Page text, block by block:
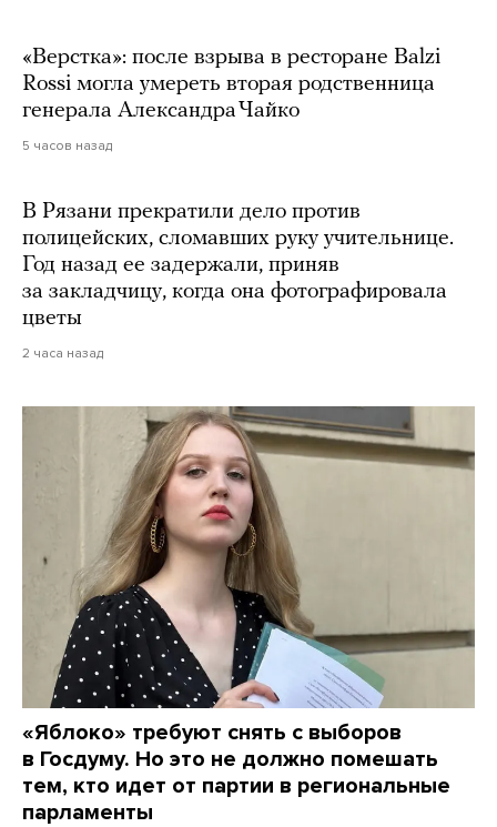
«Верстка»: после взрыва в ресторане Balzi
Rossi могла умереть вторая родственница
генерала Александра Чайко
5 часов назад
В Рязани прекратили дело против
полицейских, сломавших руку учительнице.
Год назад ее задержали, приняв
за закладчицу, когда она фотографировала
цветы
2 часа назад
«Яблоко» требуют снять с выборов
в Госдуму. Но это не должно помешать
тем, кто идет от партии в региональные
парламенты